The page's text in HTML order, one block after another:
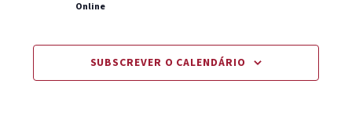
Online
SUBSCREVER O CALENDÁRIO